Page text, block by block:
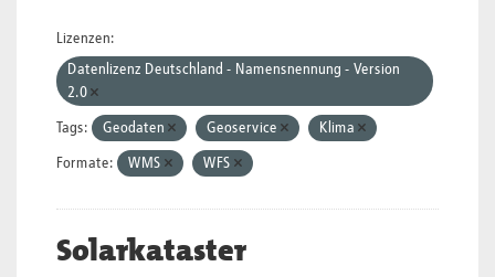
Lizenzen:
Datenlizenz Deutschland - Namensnennung - Version
2.0
Tags: Geodaten Geoservice Klima
Formate: WMS WFS
Solarkataster